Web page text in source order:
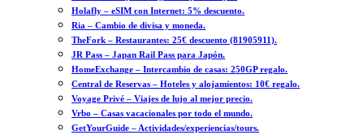
Holafly – eSIM con Internet: 5% descuento.
Ria – Cambio de divisa y moneda.
TheFork – Restaurantes: 25€ descuento (81905911).
JR Pass – Japan Rail Pass para Japón.
HomeExchange – Intercambio de casas: 250GP regalo.
Central de Reservas – Hoteles y alojamientos: 10€ regalo.
Voyage Privé – Viajes de lujo al mejor precio.
Vrbo – Casas vacacionales por todo el mundo.
GetYourGuide – Actividades/experiencias/tours.